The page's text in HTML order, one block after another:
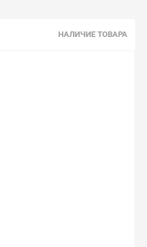
НАЛИЧИЕ ТОВАРА